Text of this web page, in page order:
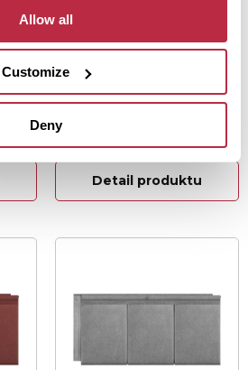
Allow all
Customize
Deny
Skladem
Fortega Flex 34
(EB1) - ECO Classic
Black
Detail produktu